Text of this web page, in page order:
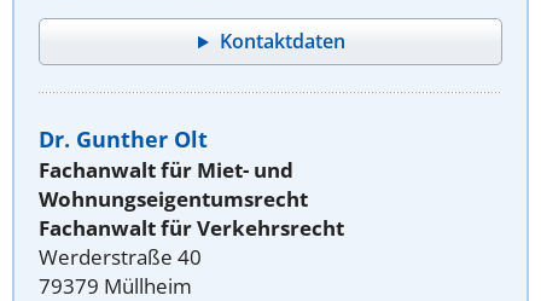
Kontaktdaten
Dr. Gunther Olt
Fachanwalt für Miet- und
Wohnungseigentumsrecht
Fachanwalt für Verkehrsrecht
Werderstraße 40
79379 Müllheim